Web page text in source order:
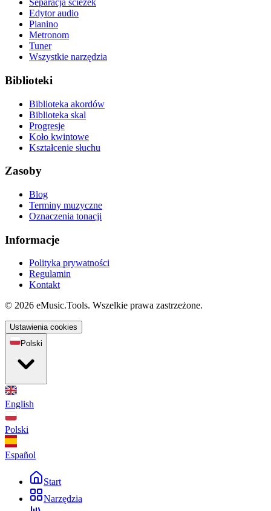
Separacja ścieżek
Edytor audio
Pianino
Metronom
Tuner
Wszystkie narzędzia
Biblioteki
Biblioteka akordów
Biblioteka skal
Progresje
Koło kwintowe
Kształcenie słuchu
Zasoby
Blog
Terminy muzyczne
Oznaczenia tonacji
Informacje
Polityka prywatności
Regulamin
Kontakt
© 2026 eMusic.Tools. Wszelkie prawa zastrzeżone.
Ustawienia cookies
Polski
English
Polski
Español
Start
Narzędzia